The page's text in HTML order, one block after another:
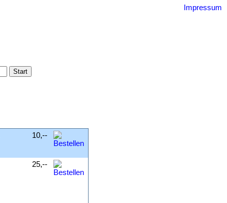
Impressum
10,--
25,--